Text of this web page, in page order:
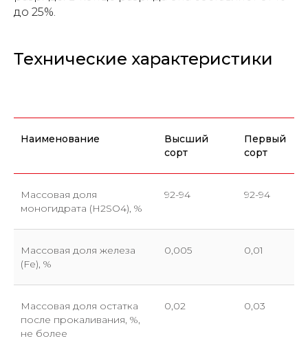
до 25%.
Технические характеристики
Наименование
Высший
сорт
Первый
сорт
Массовая доля
моногидрата (H2SO4), %
92-94 92-94
Массовая доля железа
(Fe), %
0,005 0,01
Массовая доля остатка
после прокаливания, %,
не более
0,02 0,03